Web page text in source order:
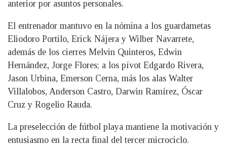
anterior por asuntos personales.
El entrenador mantuvo en la nómina a los guardametas
Eliodoro Portilo, Erick Nájera y Wilber Navarrete,
además de los cierres Melvin Quinteros, Edwin
Hernández, Jorge Flores; a los pívot Edgardo Rivera,
Jason Urbina, Emerson Cerna, más los alas Walter
Villalobos, Anderson Castro, Darwin Ramírez, Óscar
Cruz y Rogelio Rauda.
La preselección de fútbol playa mantiene la motivación y
entusiasmo en la recta final del tercer microciclo.